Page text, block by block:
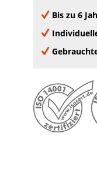
2x
4x
2x
Ubuntu
SLES
CentOS
Bis zu 6